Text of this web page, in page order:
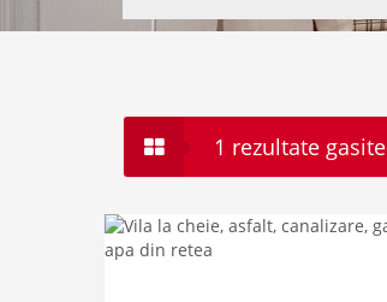
1 rezultate gasite